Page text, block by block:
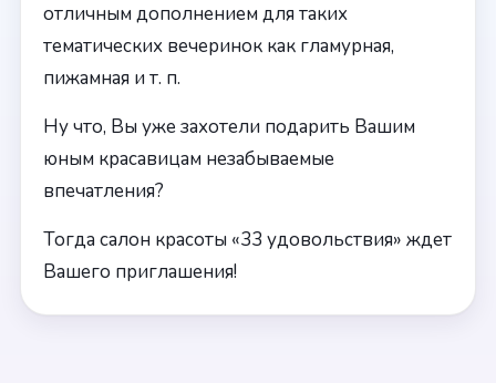
отличным дополнением для таких
тематических вечеринок как гламурная,
пижамная и т. п.
Ну что, Вы уже захотели подарить Вашим
юным красавицам незабываемые
впечатления?
Тогда салон красоты «33 удовольствия» ждет
Вашего приглашения!